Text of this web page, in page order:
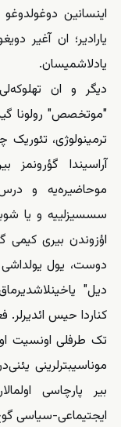
اینسانین
یارادیر؛ ان آغیر
یادلاشمیسان.
دیگر و ان
"موتخصص" رولونا
ترمینولوژی، تئوریک
آراسیندا گؤرونمز
موحاضیره‌یه و
سسسیزلییه و یا
اؤزوندن بیری کیمی
دوست، یول
دیل"
کناردا حیس ائدیرلر.
تک طرفلی اونسیت
موناسیبترلرینی
بیر پارچاسی
ایجتیماعی-سیاسی گوج